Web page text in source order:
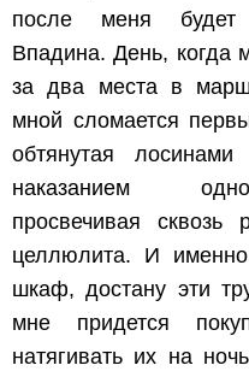
после меня будет
Впадина. День, когда
за два места в
мной сломается
обтянутая
наказанием
просвечивая сквозь
целлюлита. И
шкаф, достану эти
мне придется
натягивать их на